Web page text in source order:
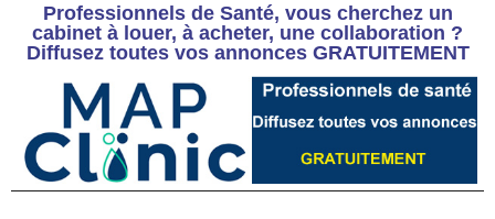
Professionnels de Santé, vous cherchez un
cabinet à louer, à acheter, une collaboration ?
Diffusez toutes vos annonces GRATUITEMENT